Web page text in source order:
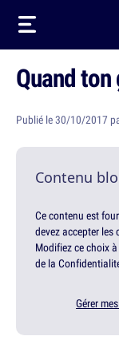
Quand
Publié le 30/10/2017
Contenu
Ce contenu est
devez accepter
Modifiez ce choix
de la
Gérer